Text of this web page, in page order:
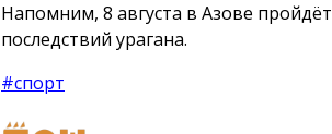
Напомним, 8 августа в Азове пройдёт
последствий урагана.
#спорт